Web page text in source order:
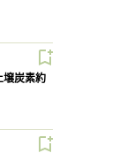
壌炭素約